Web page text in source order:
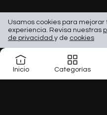
Usamos cookies para mejorar
experiencia. Revisa nuestras
de privacidad y de cookies
Inicio Categorías